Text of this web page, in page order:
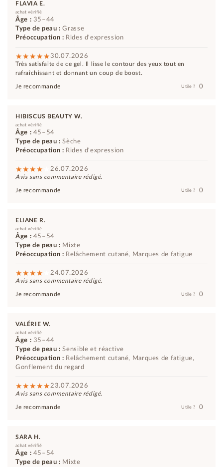
FLAVIA E.
achat vérifié
Âge : 35–44
Type de peau : Grasse
Préoccupation : Rides d'expression
30.07.2026
Très satisfaite de ce gel. Il lisse le contour des yeux tout en
rafraîchissant et donnant un coup de boost.
Je recommande Utile ? 0
HIBISCUS BEAUTY W.
achat vérifié
Âge : 45–54
Type de peau : Sèche
Préoccupation : Rides d'expression
26.07.2026
Avis sans commentaire rédigé.
Je recommande Utile ? 0
ELIANE R.
achat vérifié
Âge : 45–54
Type de peau : Mixte
Préoccupation : Relâchement cutané, Marques de fatigue
24.07.2026
Avis sans commentaire rédigé.
Je recommande Utile ? 0
VALÉRIE W.
achat vérifié
Âge : 35–44
Type de peau : Sensible et réactive
Préoccupation : Relâchement cutané, Marques de fatigue,
Gonflement du regard
23.07.2026
Avis sans commentaire rédigé.
Je recommande Utile ? 0
SARA H.
achat vérifié
Âge : 45–54
Type de peau : Mixte